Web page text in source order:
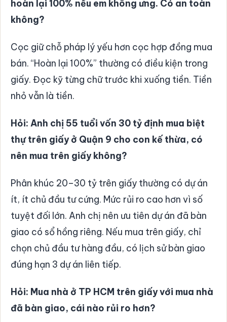
hoàn lại 100% nếu em không ưng. Có an toàn
không?
Cọc giữ chỗ pháp lý yếu hơn cọc hợp đồng mua
bán. “Hoàn lại 100%” thường có điều kiện trong
giấy. Đọc kỹ từng chữ trước khi xuống tiền. Tiền
nhỏ vẫn là tiền.
Hỏi: Anh chị 55 tuổi vốn 30 tỷ định mua biệt
thự trên giấy ở Quận 9 cho con kế thừa, có
nên mua trên giấy không?
Phân khúc 20–30 tỷ trên giấy thường có dự án
ít, ít chủ đầu tư cứng. Mức rủi ro cao hơn vì số
tuyệt đối lớn. Anh chị nên ưu tiên dự án đã bàn
giao có sổ hồng riêng. Nếu mua trên giấy, chỉ
chọn chủ đầu tư hàng đầu, có lịch sử bàn giao
đúng hạn 3 dự án liên tiếp.
Hỏi: Mua nhà ở TP HCM trên giấy với mua nhà
đã bàn giao, cái nào rủi ro hơn?